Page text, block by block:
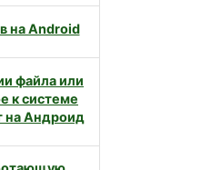
на Android
файла или
к системе
на Андроид